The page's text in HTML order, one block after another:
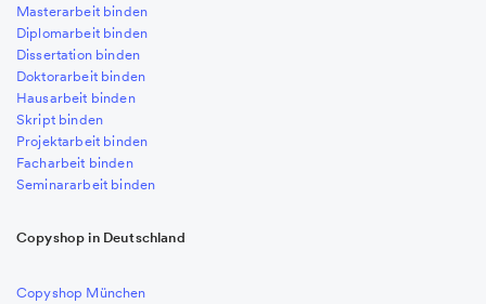
Masterarbeit binden
Diplomarbeit binden
Dissertation binden
Doktorarbeit binden
Hausarbeit binden
Skript binden
Projektarbeit binden
Facharbeit binden
Seminararbeit binden
Copyshop in Deutschland
Copyshop München